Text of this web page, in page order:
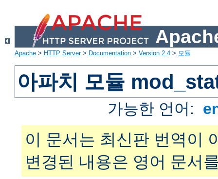
Apache > HTTP Server> Documentation > Version 2.4 > 모듈
아파치 모듈
가능한 언어:
이 문서는 최신판 번역이
변경된 내용은 영어 문서